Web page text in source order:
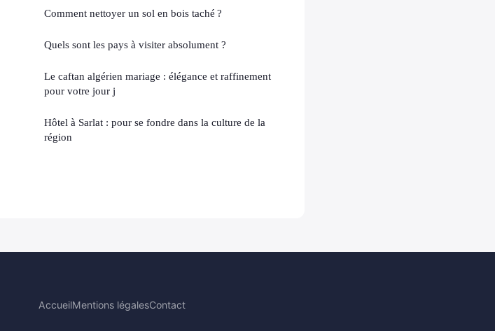
Comment nettoyer un sol en bois taché ?
Quels sont les pays à visiter absolument ?
Le caftan algérien mariage : élégance et raffinement
pour votre jour j
Hôtel à Sarlat : pour se fondre dans la culture de la
région
AccueilMentions légalesContact